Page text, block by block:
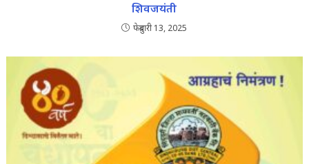
शिवजयंती
फेब्रुवारी 13, 2025